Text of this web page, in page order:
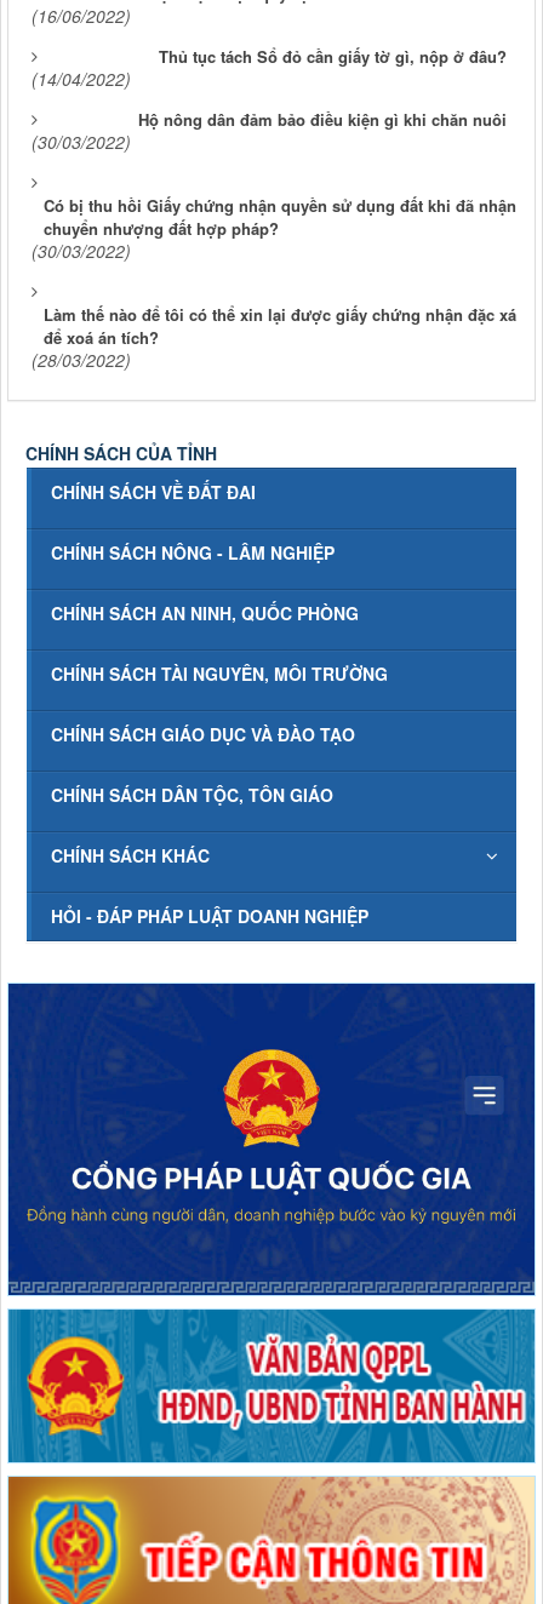
(16/06/2022)
Thủ tục tách Sổ đỏ cần giấy tờ gì, nộp ở đâu?
(14/04/2022)
Hộ nông dân đảm bảo điều kiện gì khi chăn nuôi
(30/03/2022)
Có bị thu hồi Giấy chứng nhận quyền sử dụng đất khi đã nhận
chuyển nhượng đất hợp pháp?
(30/03/2022)
Làm thế nào để tôi có thể xin lại được giấy chứng nhận đặc xá
để xoá án tích?
(28/03/2022)
CHÍNH SÁCH CỦA TỈNH
CHÍNH SÁCH VỀ ĐẤT ĐAI
CHÍNH SÁCH NÔNG - LÂM NGHIỆP
CHÍNH SÁCH AN NINH, QUỐC PHÒNG
CHÍNH SÁCH TÀI NGUYÊN, MÔI TRƯỜNG
CHÍNH SÁCH GIÁO DỤC VÀ ĐÀO TẠO
CHÍNH SÁCH DÂN TỘC, TÔN GIÁO
CHÍNH SÁCH KHÁC
HỎI - ĐÁP PHÁP LUẬT DOANH NGHIỆP